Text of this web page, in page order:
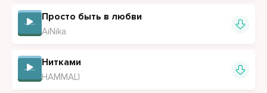
Просто быть в любви
AiNika
Нитками
HAMMALI